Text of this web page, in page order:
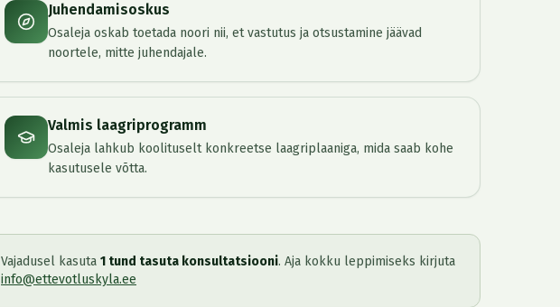
Juhendamisoskus
Osaleja oskab toetada noori nii, et vastutus ja otsustamine jäävad
noortele, mitte juhendajale.
Valmis laagriprogramm
Osaleja lahkub koolituselt konkreetse laagriplaaniga, mida saab kohe
kasutusele võtta.
Vajadusel kasuta 1 tund tasuta konsultatsiooni. Aja kokku leppimiseks kirjuta
info@ettevotluskyla.ee